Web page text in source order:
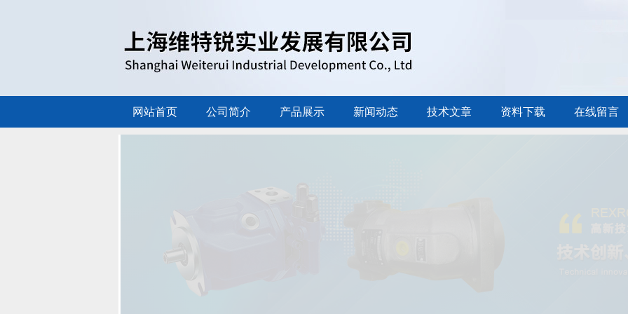
网站首页 公司简介 产品展示 新闻动态 技术文章 资料下载 在线留言